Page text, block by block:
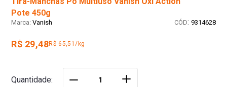
Pote 450g
Vanish : 9314628
R$ 29,48R$ 65,51/kg
Quantidade ＋